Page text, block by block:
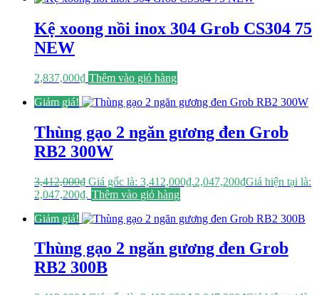
Kệ xoong nồi inox 304 Grob CS304 75
NEW
2,837,000₫ Thêm vào giỏ hàng
Giảm giá!
Thùng gạo 2 ngăn gương đen Grob
RB2 300W
3,412,000₫ Giá gốc là: 3,412,000₫.2,047,200₫Giá hiện tại là:
2,047,200₫. Thêm vào giỏ hàng
Giảm giá!
Thùng gạo 2 ngăn gương đen Grob
RB2 300B